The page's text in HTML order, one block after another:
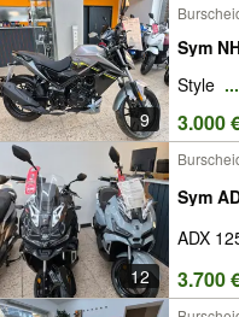
9
Style ...
3.000
12
ADX
3.700